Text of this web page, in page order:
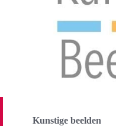
Kunstige beelden